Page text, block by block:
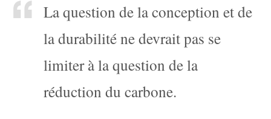
La question de la conception et de
la durabilité ne devrait pas se
limiter à la question de la
réduction du carbone.